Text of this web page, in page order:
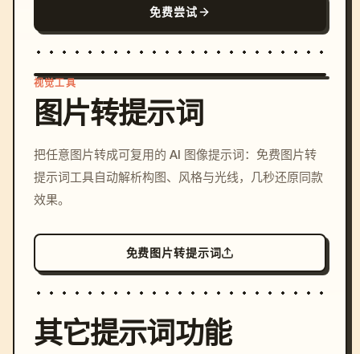
免费尝试
c, cyberpunk sunset, neon
colors, 8k --v 6.0
视觉工具
图片转提示词
把任意图片转成可复用的 AI 图像提示词：免费图片转
提示词工具自动解析构图、风格与光线，几秒还原同款
效果。
免费图片转提示词
其它提示词功能